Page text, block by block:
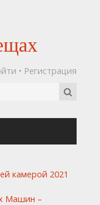
• Регистрация
камерой 2021
Машин –